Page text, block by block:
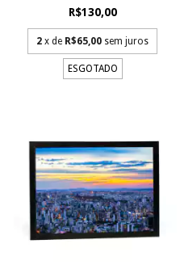
R$130,00
2 x de R$65,00 sem juros
ESGOTADO